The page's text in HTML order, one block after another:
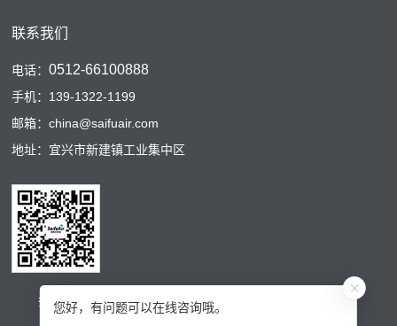
联系我们
电话：0512-66100888
手机：139-1322-1199
邮箱：china@saifuair.com
地址：宜兴市新建镇工业集中区
扫码二维码
您好，有问题可以在线咨询哦。